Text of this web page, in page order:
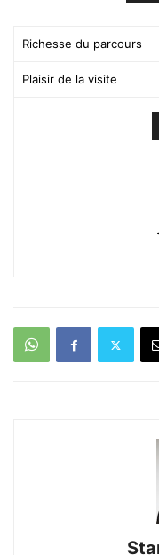
Richesse du parcours
Plaisir de la visite